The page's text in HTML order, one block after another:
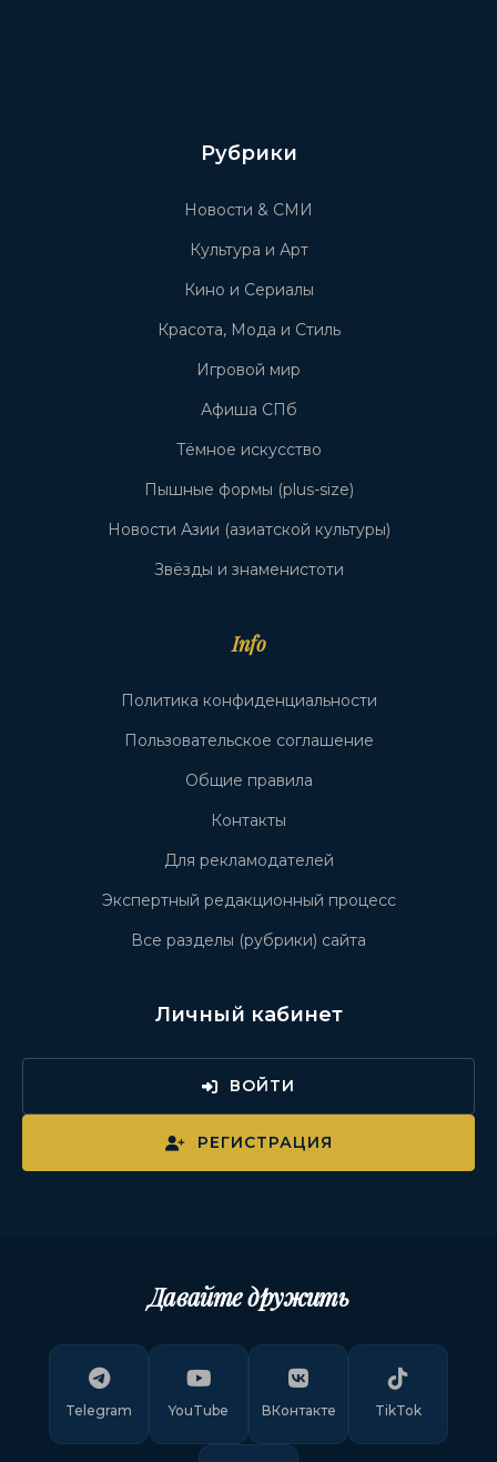
Рубрики
Новости & СМИ
Культура и Арт
Кино и Сериалы
Красота, Мода и Стиль
Игровой мир
Афиша СПб
Тёмное искусство
Пышные формы (plus-size)
Новости Азии (азиатской культуры)
Звёзды и знаменистоти
Info
Политика конфиденциальности
Пользовательское соглашение
Общие правила
Контакты
Для рекламодателей
Экспертный редакционный процесс
Все разделы (рубрики) сайта
Личный кабинет
ВОЙТИ
РЕГИСТРАЦИЯ
Давайте дружить
Telegram YouTube ВКонтакте TikTok